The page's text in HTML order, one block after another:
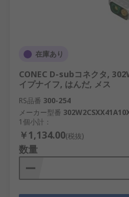
在庫あり
CONEC D-subコネクタ,
イプナイフ, はんだ, メス
RS品番 300-254
メーカー型番
1個小計：
￥1,134.00(税抜)
数量